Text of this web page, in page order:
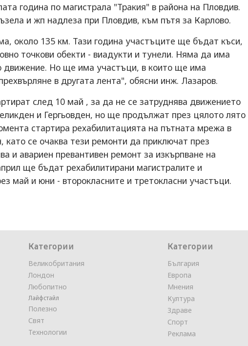
година по магистрала "Тракия" в района на Пловдив.
и жп надлеза при Пловдив, към пътя за Карлово.
около 135 км. Тази година участъците ще бъдат къси,
точкови обекти - виадукти и тунели. Няма да има
движение. Но ще има участъци, в които ще има
в другата лента", обясни инж. Лазаров.
след 10 май , за да не се затруднява движението
и Гергьовден, но ще продължат през цялото лято
стартира рехабилитацията на пътната мрежа в
като се очаква тези ремонти да приключат през
и авариен превантивен ремонт за изкърпване на
ще бъдат рехабилитирани магистралите и
май и юни - второкласните и третокласни участъци.
Категории
Великобритания
Лондон
Любопитно
Лайфстайл
Полезно
Свят
Технологии
Категории
България
Европа
Мнения
Култура
Здраве
Спорт
Реклама